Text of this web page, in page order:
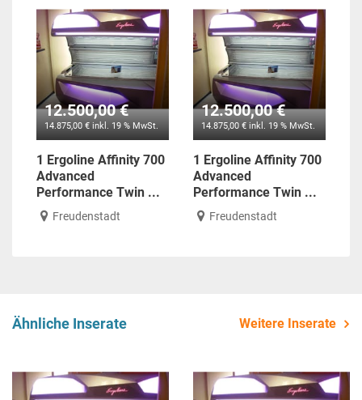
12.500,00 €
14.875,00 € inkl. 19 % MwSt.
1 Ergoline Affinity 700
Advanced
Performance Twin ...
Freudenstadt
12.500,00 €
14.875,00 € inkl. 19 % MwSt.
1 Ergoline Affinity 700
Advanced
Performance Twin ...
Freudenstadt
Ähnliche Inserate Weitere Inserate